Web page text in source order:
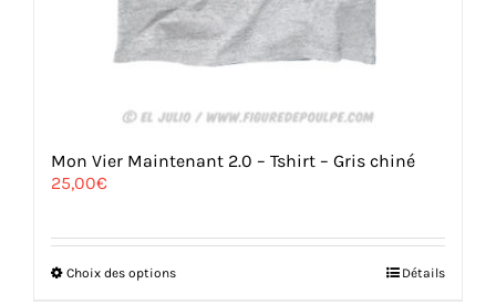
Mon Vier Maintenant 2.0 – Tshirt – Gris chiné
25,00€
Choix des optionsCe
Détails